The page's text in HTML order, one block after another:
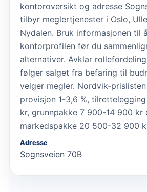
kontoroversikt og adresse
tilbyr meglertjenester i Oslo,
Nydalen. Bruk informasjonen til
kontorprofilen før du
alternativer. Avklar
følger salget fra befaring til
velger megler. Nordvik-
provisjon 1-3,6 %,
kr, grunnpakke 7 900-14 900 kr
markedspakke 20 500-32 900
Adresse
Sognsveien 70B